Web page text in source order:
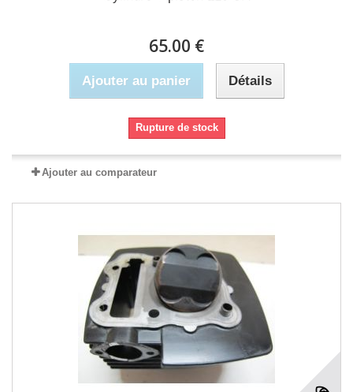
65.00 €
Ajouter au panier Détails
Rupture de stock
Ajouter au comparateur